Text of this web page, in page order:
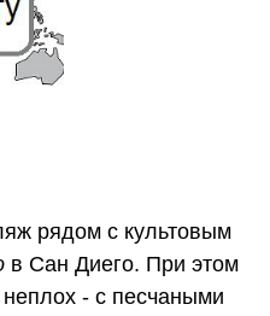
рядом с культовым
в Сан Диего. При этом
- с песчаными